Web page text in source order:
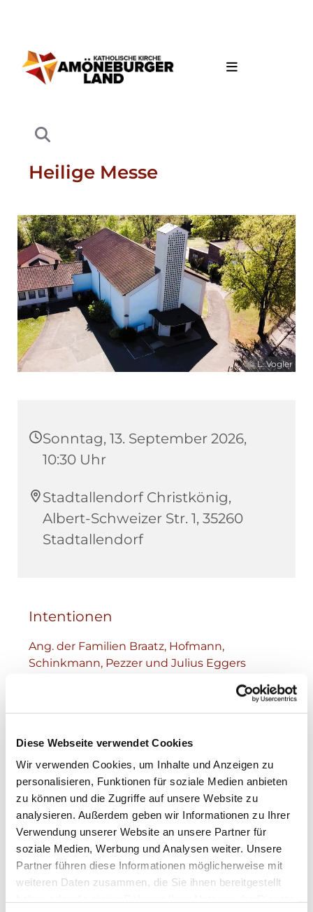
Diese Webseite verwendet Cookies
Wir verwenden Cookies, um Inhalte und Anzeigen zu
personalisieren, Funktionen für soziale Medien anbieten
zu können und die Zugriffe auf unsere Website zu
analysieren. Außerdem geben wir Informationen zu Ihrer
Verwendung unserer Website an unsere Partner für
soziale Medien, Werbung und Analysen weiter. Unsere
Partner führen diese Informationen möglicherweise mit
weiteren Daten zusammen, die Sie ihnen bereitgestellt
Heilige Messe
© L. Vogler
Sonntag, 13. September 2026,
10:30 Uhr
Stadtallendorf Christkönig,
Albert-Schweizer Str. 1, 35260
Stadtallendorf
Intentionen
Ang. der Familien Braatz, Hofmann,
Schinkmann, Pezzer und Julius Eggers
Schinkmann, Pezzer und Julius Eggers